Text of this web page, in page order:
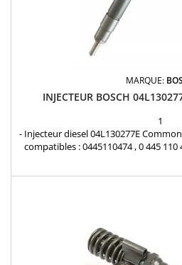
MARQUE:
INJECTEUR BOSCH
1
- Injecteur diesel 04L130277E
compatibles : 0445110474 , 0 445 110